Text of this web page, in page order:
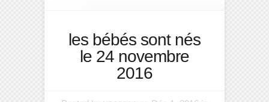
les bébés sont nés
le 24 novembre
2016